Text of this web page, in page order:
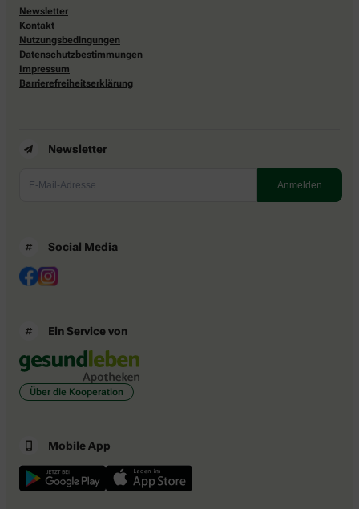
Newsletter
Kontakt
Nutzungsbedingungen
Datenschutzbestimmungen
Impressum
Barrierefreiheitserklärung
Newsletter
Social Media
Ein Service von
Über die Kooperation
Mobile App